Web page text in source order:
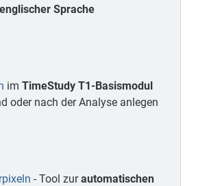
englischer Sprache
im TimeStudy T1-Basismodul
oder nach der Analyse anlegen
- Tool zurautomatischen